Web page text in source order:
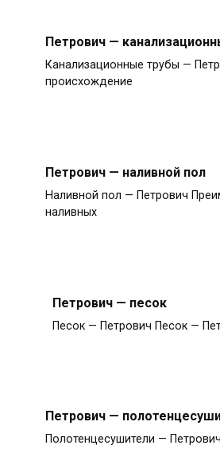
Петрович —
Канализационные трубы —
происхождение
Петрович — наливной пол
Наливной пол — Петрович
наливных
Петрович — песок
Песок — Петрович Песок —
Петрович —
Полотенцесушители —